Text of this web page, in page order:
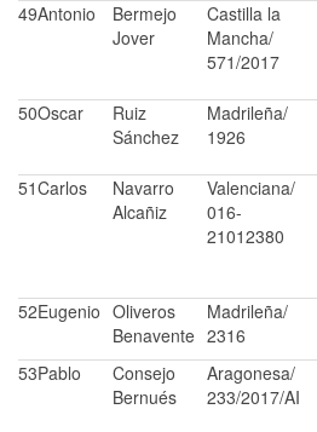
49Antonio
Bermejo
Jover
Castilla la
Mancha/
571/2017
50Oscar
Ruiz
Sánchez
Madrileña/
1926
51Carlos
Navarro
Alcañiz
Valenciana/
016-
21012380
52Eugenio Oliveros
Benavente
Madrileña/
2316
53Pablo
Consejo
Bernués
Aragonesa/
233/2017/AI